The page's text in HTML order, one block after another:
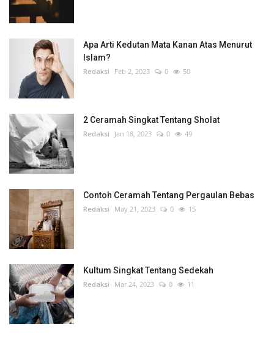
Apa Arti Kedutan Mata Kanan Atas Menurut
Islam?
Redaksi Feb 2, 2023 0 50
2 Ceramah Singkat Tentang Sholat
Redaksi Jan 18, 2023 0 49
Contoh Ceramah Tentang Pergaulan Bebas
Redaksi May 21, 2023 0 15
Kultum Singkat Tentang Sedekah
Redaksi Mar 24, 2023 0 11